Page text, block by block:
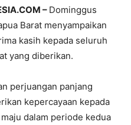
– Dominggus
Barat menyampaikan
kasih kepada seluruh
yang diberikan.
perjuangan panjang
kepercayaan kepada
dalam periode kedua